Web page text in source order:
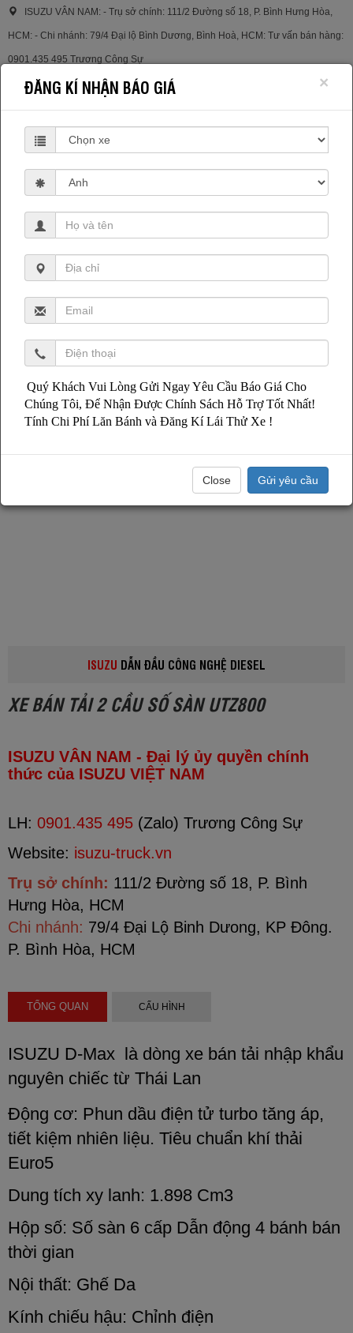
ISUZU VÂN NAM: - Trụ sở chính: 111/2 Đường số 18, P. Bình Hưng Hòa,
HCM: - Chi nhánh: 79/4 Đại lộ Bình Dương, Bình Hoà, HCM: Tư vấn bán hàng:
0901.435 495 Trương Công Sự
ISUZU DẪN ĐẦU CÔNG NGHỆ DIESEL
×
ĐĂNG KÍ NHẬN BÁO GIÁ
Quý Khách Vui Lòng Gửi Ngay Yêu Cầu Báo Giá Cho
Chúng Tôi, Để Nhận Được Chính Sách Hỗ Trợ Tốt Nhất!
Tính Chi Phí Lăn Bánh và Đăng Kí Lái Thử Xe !
Close Gửi yêu cầu
XE BÁN TẢI 2 CẦU SỐ SÀN UTZ800
ISUZU VÂN NAM - Đại lý ủy quyền chính
thức của ISUZU VIỆT NAM
LH: 0901.435 495 (Zalo) Trương Công Sự
Website: isuzu-truck.vn
Trụ sở chính: 111/2 Đường số 18, P. Bình
Hưng Hòa, HCM
Chi nhánh: 79/4 Đại Lộ Binh Dưong, KP Đông.
P. Bình Hòa, HCM
TỔNG QUAN CẤU HÌNH
ISUZU D-Max là dòng xe bán tải nhập khẩu
nguyên chiếc từ Thái Lan
Động cơ: Phun dầu điện tử turbo tăng áp,
tiết kiệm nhiên liệu. Tiêu chuẩn khí thải
Euro5
Dung tích xy lanh: 1.898 Cm3
Hộp số: Số sàn 6 cấp Dẫn động 4 bánh bán
thời gian
Nội thất: Ghế Da
Kính chiếu hậu: Chỉnh điện